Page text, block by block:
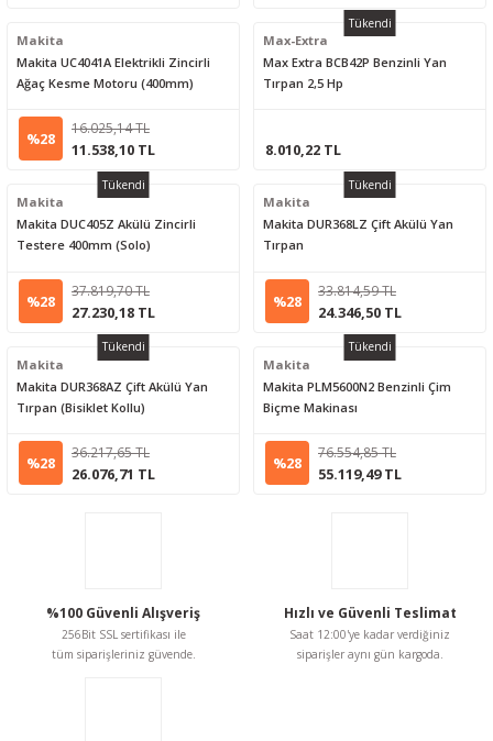
Makita
Makita UC4041A Elektrikli Zincirli
Ağaç Kesme Motoru (400mm)
%28
16.025,14 TL
11.538,10 TL
Tükendi
Max-Extra
Max Extra BCB42P Benzinli Yan
Tırpan 2,5 Hp
8.010,22 TL
Tükendi
Makita
Makita DUC405Z Akülü Zincirli
Testere 400mm (Solo)
%28
37.819,70 TL
27.230,18 TL
Tükendi
Makita
Makita DUR368LZ Çift Akülü Yan
Tırpan
%28
33.814,59 TL
24.346,50 TL
Tükendi
Makita
Makita DUR368AZ Çift Akülü Yan
Tırpan (Bisiklet Kollu)
%28
36.217,65 TL
26.076,71 TL
Tükendi
Makita
Makita PLM5600N2 Benzinli Çim
Biçme Makinası
%28
76.554,85 TL
55.119,49 TL
%100 Güvenli Alışveriş
256Bit SSL sertifikası ile
tüm siparişleriniz güvende.
Hızlı ve Güvenli Teslimat
Saat 12:00'ye kadar verdiğiniz
siparişler aynı gün kargoda.